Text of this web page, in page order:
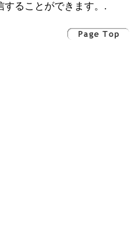
することができます。.